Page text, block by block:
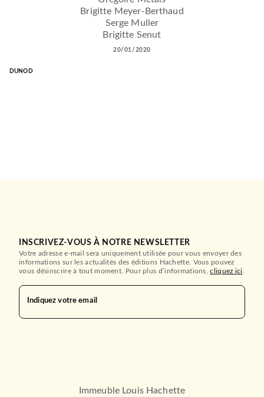
Brigitte Meyer-Berthaud
Serge Muller
Brigitte Senut
20/01/2020
DUNOD
INSCRIVEZ-VOUS À NOTRE NEWSLETTER
Votre adresse e-mail sera uniquement utilisée pour vous envoyer des
informations sur les actualités des éditions Hachette. Vous pouvez
vous désinscrire à tout moment. Pour plus d’informations,cliquez ici
Indiquez votre email
Immeuble Louis Hachette